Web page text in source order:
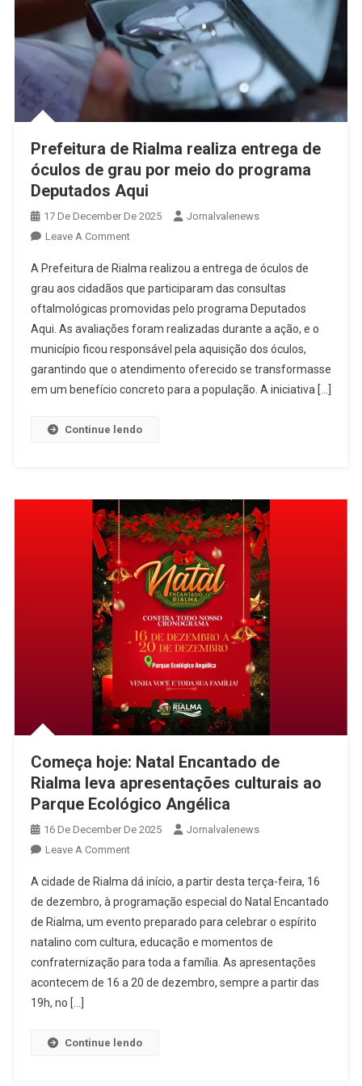
Prefeitura de Rialma realiza entrega de
óculos de grau por meio do programa
Deputados Aqui
17 De December De 2025
Jornalvalenews
Leave A CommentOn
De
Rialma
Realiza
Entrega
De
Óculos
Aqui
A Prefeitura de Rialma realizou a entrega de óculos de
grau aos cidadãos que participaram das consultas
oftalmológicas promovidas pelo programa Deputados
Aqui. As avaliações foram realizadas durante a ação, e o
município ficou responsável pela aquisição dos óculos,
garantindo que o atendimento oferecido se transformasse
em um benefício concreto para a população. A iniciativa […]
Continue lendo
Começa hoje: Natal Encantado de
Rialma leva apresentações culturais ao
Parque Ecológico Angélica
16 De December De 2025
Jornalvalenews
Leave A CommentOn
Hoje:
Natal
Encantado
De
Rialma
Leva
A cidade de Rialma dá início, a partir desta terça-feira, 16
de dezembro, à programação especial do Natal Encantado
de Rialma, um evento preparado para celebrar o espírito
natalino com cultura, educação e momentos de
confraternização para toda a família. As apresentações
acontecem de 16 a 20 de dezembro, sempre a partir das
19h, no […]
Continue lendo